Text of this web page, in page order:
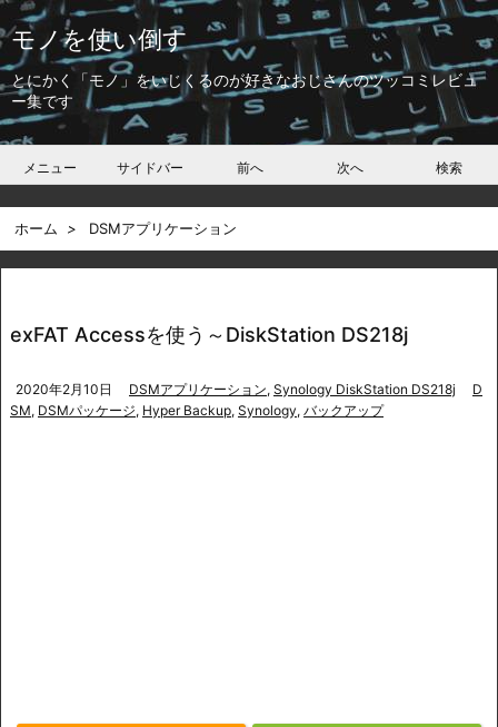
モノを使い倒す
とにかく「モノ」をいじくるのが好きなおじさんのツッコミレビュ
ー集です
メニュー サイドバー 前へ 次へ 検索
ホーム > DSMアプリケーション
exFAT Accessを使う～DiskStation DS218j
2020年2月10日 DSMアプリケーション, Synology DiskStation DS218j
D
SM, DSMパッケージ, Hyper Backup, Synology, バックアップ